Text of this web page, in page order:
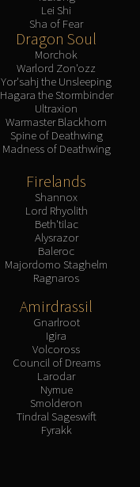
Lei Shi
Sha of Fear
Dragon Soul
Morchok
Warlord Zon'ozz
Yor'sahj the Unsleeping
Hagara the Stormbinder
Ultraxion
Warmaster Blackhorn
Spine of Deathwing
Madness of Deathwing
Firelands
Shannox
Lord Rhyolith
Beth'tilac
Alysrazor
Baleroc
Majordomo Staghelm
Ragnaros
Amirdrassil
Gnarlroot
Igira
Volcoross
Council of Dreams
Larodar
Nymue
Smolderon
Tindral Sageswift
Fyrakk